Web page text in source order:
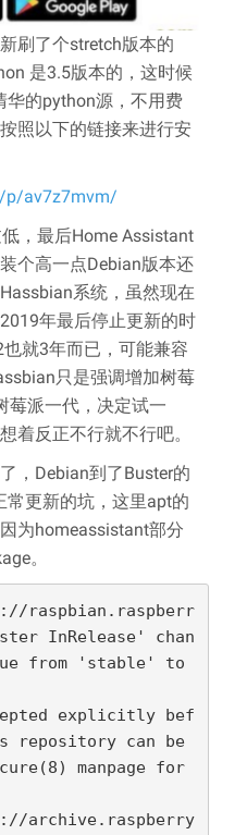
刷了个stretch版本的
是3.5版本的，这时候
华的python源，不用费
照以下的链接来进行安
p/av7z7mvm/
，最后Home Assistant
个高一点Debian版本还
系统，虽然现在
年最后停止更新的时
就3年而已，可能兼容
只是强调增加树莓
莓派一代，决定试一
着反正不行就不行吧。
，Debian到了Buster的
常更新的坑，这里apt的
为homeassistant部分
。
raspbian.raspberr
InRelease' chan
from 'stable' to
explicitly bef
repository can be
manpage for
archive.raspberry